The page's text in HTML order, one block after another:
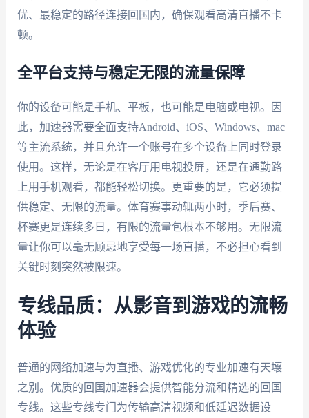
优、最稳定的路径连接回国内，确保观看高清直播不卡
顿。
全平台支持与稳定无限的流量保障
你的设备可能是手机、平板，也可能是电脑或电视。因
此，加速器需要全面支持Android、iOS、Windows、mac
等主流系统，并且允许一个账号在多个设备上同时登录
使用。这样，无论是在客厅用电视投屏，还是在通勤路
上用手机观看，都能轻松切换。更重要的是，它必须提
供稳定、无限的流量。体育赛事动辄两小时，季后赛、
杯赛更是连续多日，有限的流量包根本不够用。无限流
量让你可以毫无顾忌地享受每一场直播，不必担心看到
关键时刻突然被限速。
专线品质：从影音到游戏的流畅
体验
普通的网络加速与为直播、游戏优化的专业加速有天壤
之别。优质的回国加速器会提供智能分流和精选的回国
专线。这些专线专门为传输高清视频和低延迟数据设